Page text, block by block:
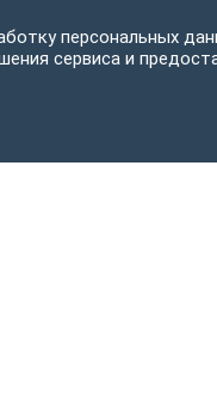
персональных
сервиса и